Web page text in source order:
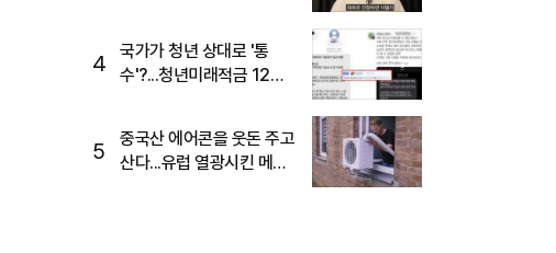
4
국가가 청년 상대로 '통
수'?...청년미래적금 12%
5
중국산 에어콘을 웃돈 주고
산다...유럽 열광시킨 메이